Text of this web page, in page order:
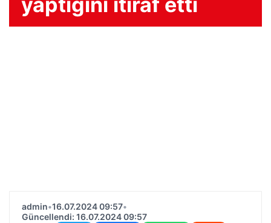
admin•16.07.2024 09:57•
Güncellendi: 16.07.2024 09:57